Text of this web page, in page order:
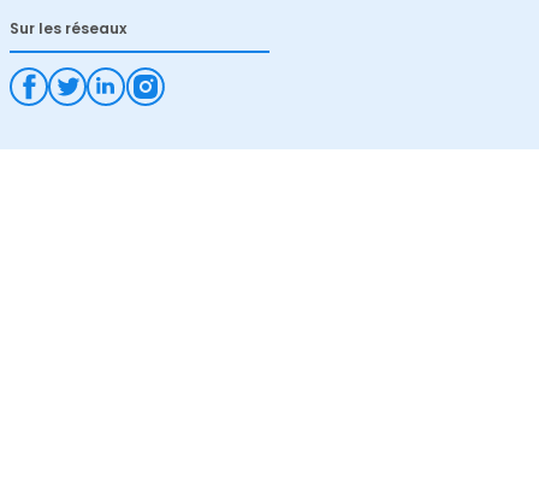
Sur les réseaux